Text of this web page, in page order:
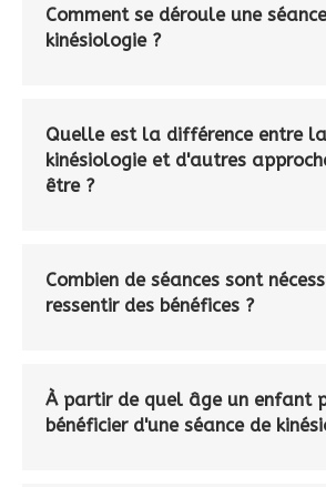
Comment se déroule une
kinésiologie ?
Quelle est la différence entre la
kinésiologie et d'autres
être ?
Combien de séances sont
ressentir des bénéfices ?
À partir de quel âge un enfant
bénéficier d'une séance de